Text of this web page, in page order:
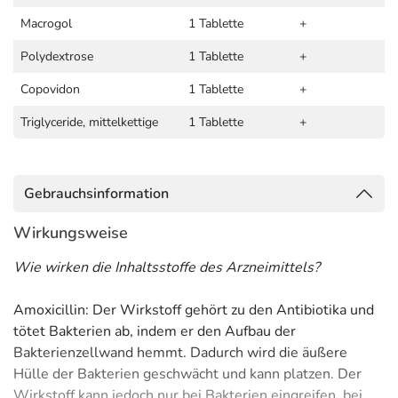
Macrogol 1 Tablette
+
Polydextrose
1 Tablette
+
Copovidon
1 Tablette
+
Triglyceride, mittelkettige
1 Tablette +
Gebrauchsinformation
Wirkungsweise
Wie wirken die Inhaltsstoffe des Arzneimittels?
Amoxicillin: Der Wirkstoff gehört zu den Antibiotika und
tötet Bakterien ab, indem er den Aufbau der
Bakterienzellwand hemmt. Dadurch wird die äußere
Hülle der Bakterien geschwächt und kann platzen. Der